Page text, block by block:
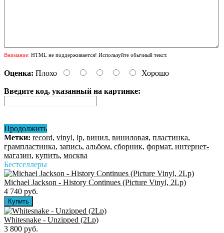
Внимание: HTML не поддерживается! Используйте обычный текст.
Оценка: Плохо Хорошо
Введите код, указанный на картинке:
Продолжить
Метки: record, vinyl, lp, винил, виниловая, пластинка,
грампластинка, запись, альбом, сборник, формат, интернет-
магазин, купить, москва
Бестселлеры
Michael Jackson - History Continues (Picture Vinyl, 2Lp)
4 740 руб.
Whitesnake - Unzipped (2Lp)
3 800 руб.